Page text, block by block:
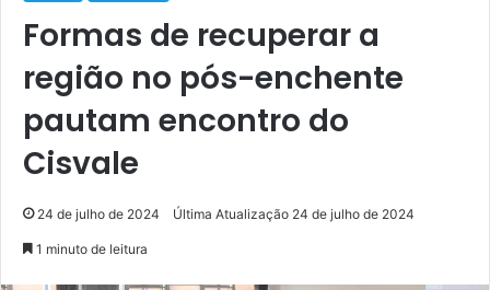
Formas de recuperar a
região no pós-enchente
pautam encontro do
Cisvale
24 de julho de 2024 Última Atualização 24 de julho de 2024
1 minuto de leitura